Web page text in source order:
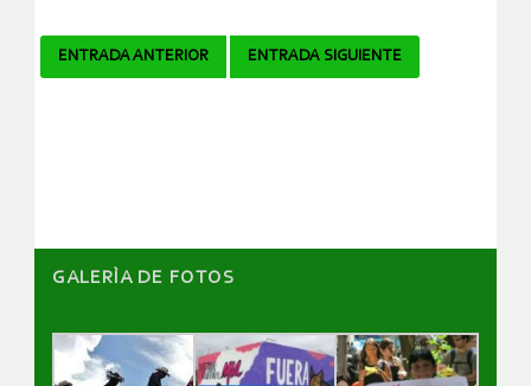
Navegador
ENTRADA ANTERIOR ENTRADA SIGUIENTE
GALERÌA DE FOTOS